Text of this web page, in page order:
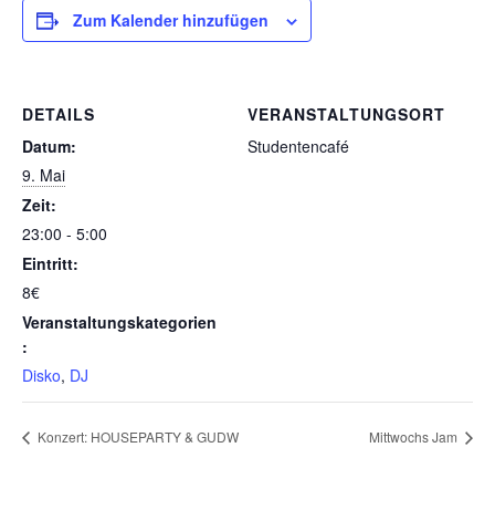
Zum Kalender hinzufügen
DETAILS
Datum:
9. Mai
Zeit:
23:00 - 5:00
Eintritt:
8€
Veranstaltungskategorien
:
Disko, DJ
VERANSTALTUNGSORT
Studentencafé
Konzert: HOUSEPARTY & GUDW Mittwochs Jam